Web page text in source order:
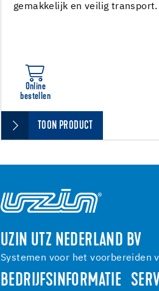
gemakkelijk en veilig transport.
Online
bestellen
TOON PRODUCT
UZIN UTZ NEDERLAND BV
Systemen voor het voorbereiden
BEDRIJFSINFORMATIE